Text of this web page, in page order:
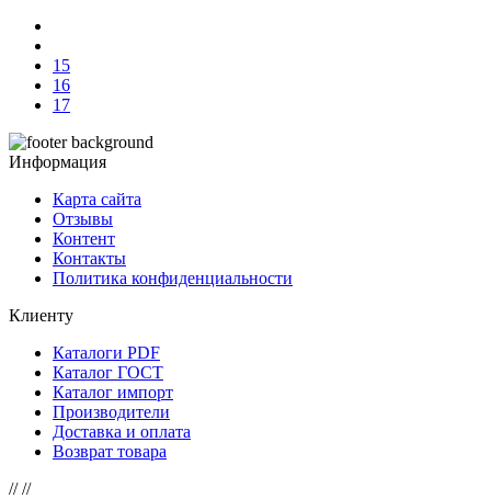
15
16
17
Информация
Карта сайта
Отзывы
Контент
Контакты
Политика конфиденциальности
Клиенту
Каталоги PDF
Каталог ГОСТ
Каталог импорт
Производители
Доставка и оплата
Возврат товара
////